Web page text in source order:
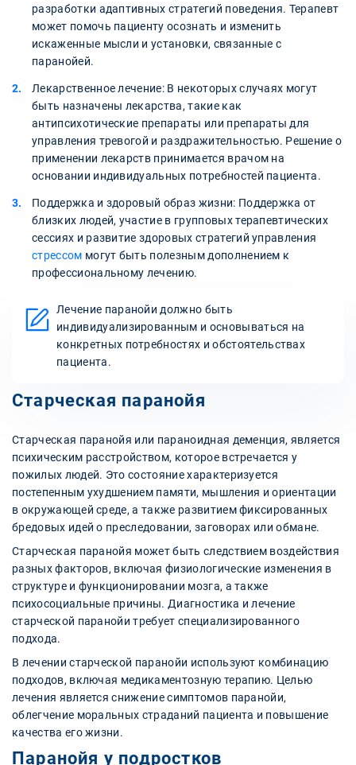
разработки адаптивных стратегий поведения. Терапевт
может помочь пациенту осознать и изменить
искаженные мысли и установки, связанные с
паранойей.
Лекарственное лечение: В некоторых случаях могут
быть назначены лекарства, такие как
антипсихотические препараты или препараты для
управления тревогой и раздражительностью. Решение о
применении лекарств принимается врачом на
основании индивидуальных потребностей пациента.
Поддержка и здоровый образ жизни: Поддержка от
близких людей, участие в групповых терапевтических
сессиях и развитие здоровых стратегий управления
стрессом могут быть полезным дополнением к
профессиональному лечению.
Лечение паранойи должно быть
индивидуализированным и основываться на
конкретных потребностях и обстоятельствах
пациента.
Старческая паранойя
Старческая паранойя или параноидная деменция, является
психическим расстройством, которое встречается у
пожилых людей. Это состояние характеризуется
постепенным ухудшением памяти, мышления и ориентации
в окружающей среде, а также развитием фиксированных
бредовых идей о преследовании, заговорах или обмане.
Старческая паранойя может быть следствием воздействия
разных факторов, включая физиологические изменения в
структуре и функционировании мозга, а также
психосоциальные причины. Диагностика и лечение
старческой паранойи требует специализированного
подхода.
В лечении старческой паранойи используют комбинацию
подходов, включая медикаментозную терапию. Целью
лечения является снижение симптомов паранойи,
облегчение моральных страданий пациента и повышение
качества его жизни.
Паранойя у подростков